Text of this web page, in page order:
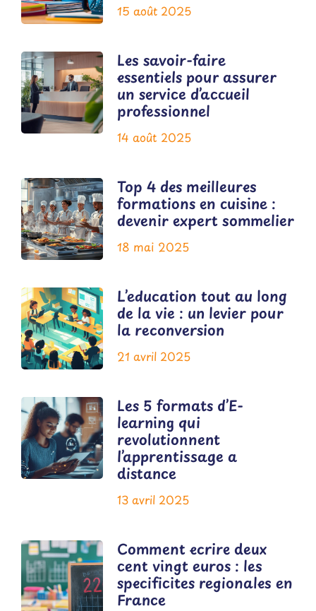
15 août 2025
Les savoir-faire
essentiels pour assurer
un service d’accueil
professionnel
14 août 2025
Top 4 des meilleures
formations en cuisine :
devenir expert sommelier
18 mai 2025
L’education tout au long
de la vie : un levier pour
la reconversion
21 avril 2025
Les 5 formats d’E-
learning qui
revolutionnent
l’apprentissage a
distance
13 avril 2025
Comment ecrire deux
cent vingt euros : les
specificites regionales en
France